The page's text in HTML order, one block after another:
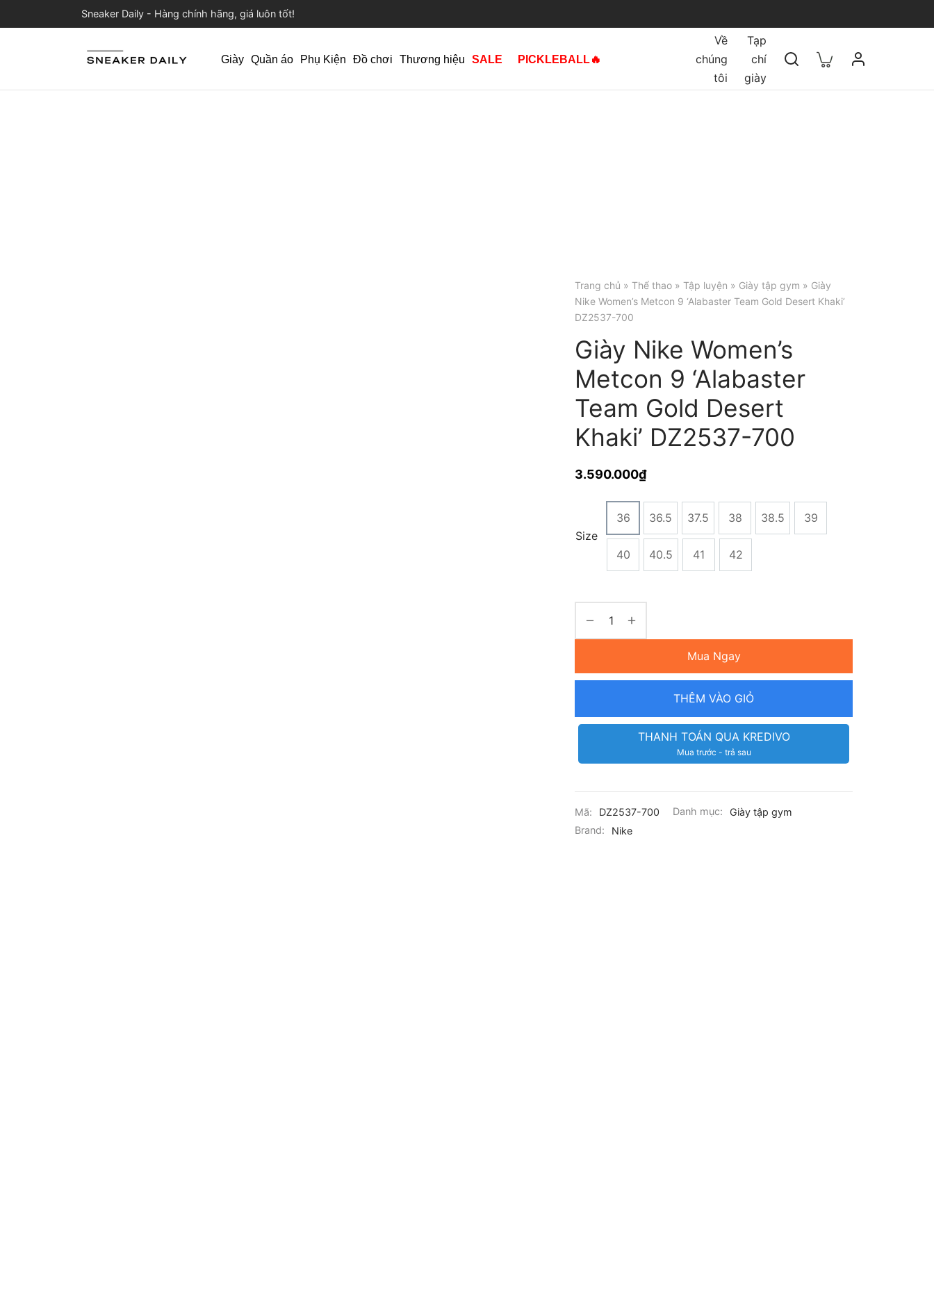
Sneaker Daily - Hàng chính hãng, giá luôn tốt!
Giày Quần áo Phụ Kiện Đồ chơi Thương hiệu SALE PICKLEBALL🔥
Về
chúng
tôi
Tạp
chí
giày
Trang chủ » Thể thao » Tập luyện » Giày tập gym » Giày
Nike Women’s Metcon 9 ‘Alabaster Team Gold Desert Khaki’
DZ2537-700
Giày Nike Women’s
Metcon 9 ‘Alabaster
Team Gold Desert
Khaki’ DZ2537-700
3.590.000₫
Size
36 36.5 37.5 38 38.5 39
40 40.5 41 42
Mua Ngay
THÊM VÀO GIỎ
THANH TOÁN QUA KREDIVO
Mua trước - trả sau
Mã: DZ2537-700 Danh mục:
Giày tập gym
Brand:
Nike